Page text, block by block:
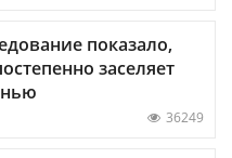
показало,
заселяет
36249